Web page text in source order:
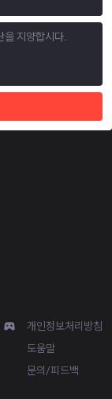
개인정보처리방침
도움말
문의/피드백